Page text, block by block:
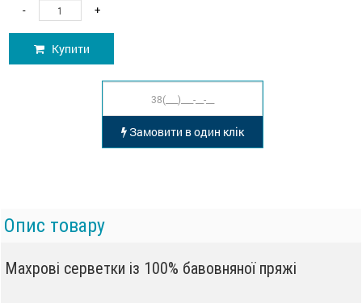
- +
Купити
Замовити в один клік
Опис товару
Махрові серветки із 100% бавовняної пряжі